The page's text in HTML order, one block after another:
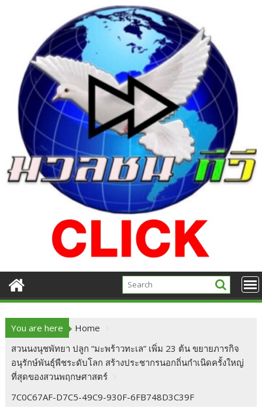
You are here
Home
สวนนงนุชพัทยา ปลูก “มะพร้าวทะเล” เพิ่ม 23 ต้น ขยายภารกิจ
อนุรักษ์พันธุ์พืชระดับโลก สร้างประชากรนอกถิ่นกำเนิดครั้งใหญ่
ที่สุดของสวนพฤกษศาสตร์
7C0C67AF-D7C5-49C9-930F-6FB748D3C39F